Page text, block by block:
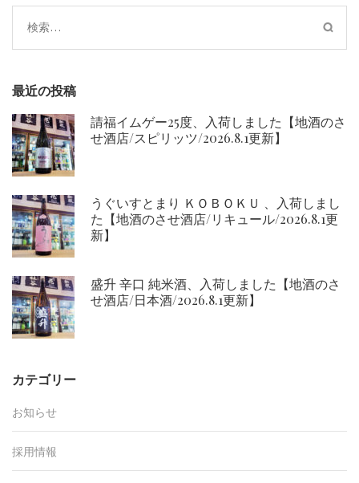
シ
ョ
検
索:
最近の投稿
請福イムゲー25度、入荷しました【地酒のさ
せ酒店/スピリッツ/2026.8.1更新】
うぐいすとまり ＫＯＢＯＫＵ 、入荷しまし
た【地酒のさせ酒店/リキュール/2026.8.1更
新】
盛升 辛口 純米酒、入荷しました【地酒のさ
せ酒店/日本酒/2026.8.1更新】
カテゴリー
お知らせ
採用情報